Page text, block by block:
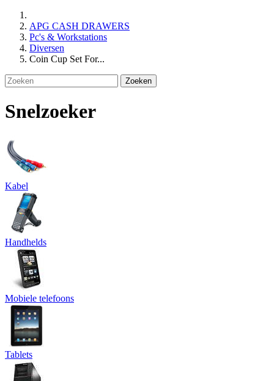
APG CASH DRAWERS
Pc's & Workstations
Diversen
Coin Cup Set For...
Zoeken
Snelzoeker
Kabel
Handhelds
Mobiele telefoons
Tablets